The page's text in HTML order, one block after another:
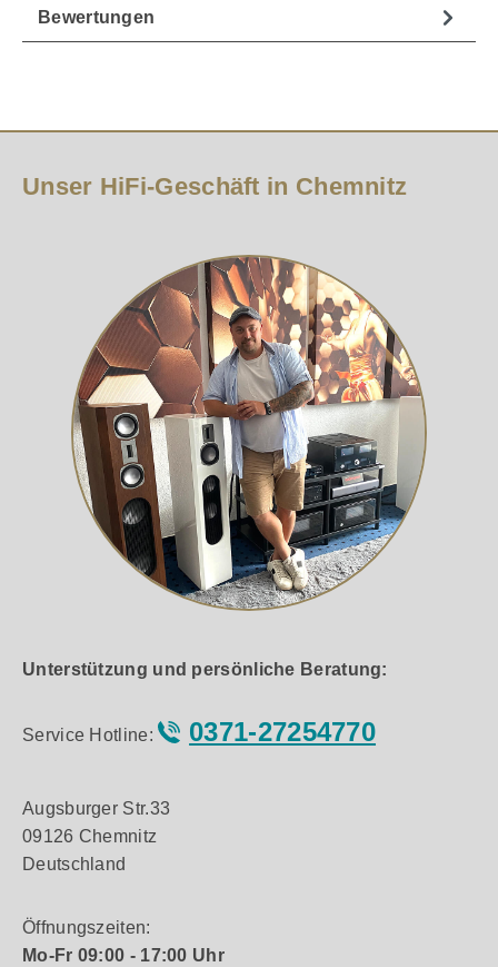
Bewertungen
Unser HiFi-Geschäft in Chemnitz
Unterstützung und persönliche Beratung:
Service Hotline: 0371-27254770
Augsburger Str.33
09126 Chemnitz
Deutschland
Öffnungszeiten:
Mo-Fr 09:00 - 17:00 Uhr